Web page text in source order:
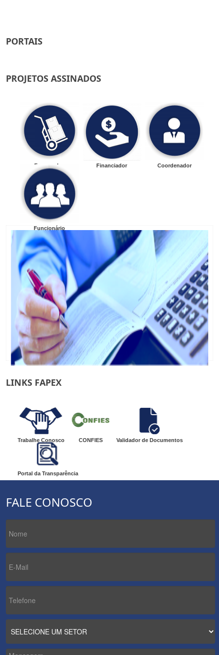
PORTAIS
PROJETOS ASSINADOS
Fornecedor Financiador Coordenador
Funcionário
LINKS FAPEX
Trabalhe Conosco CONFIES Validador de Documentos
Portal da Transparência
FALE CONOSCO